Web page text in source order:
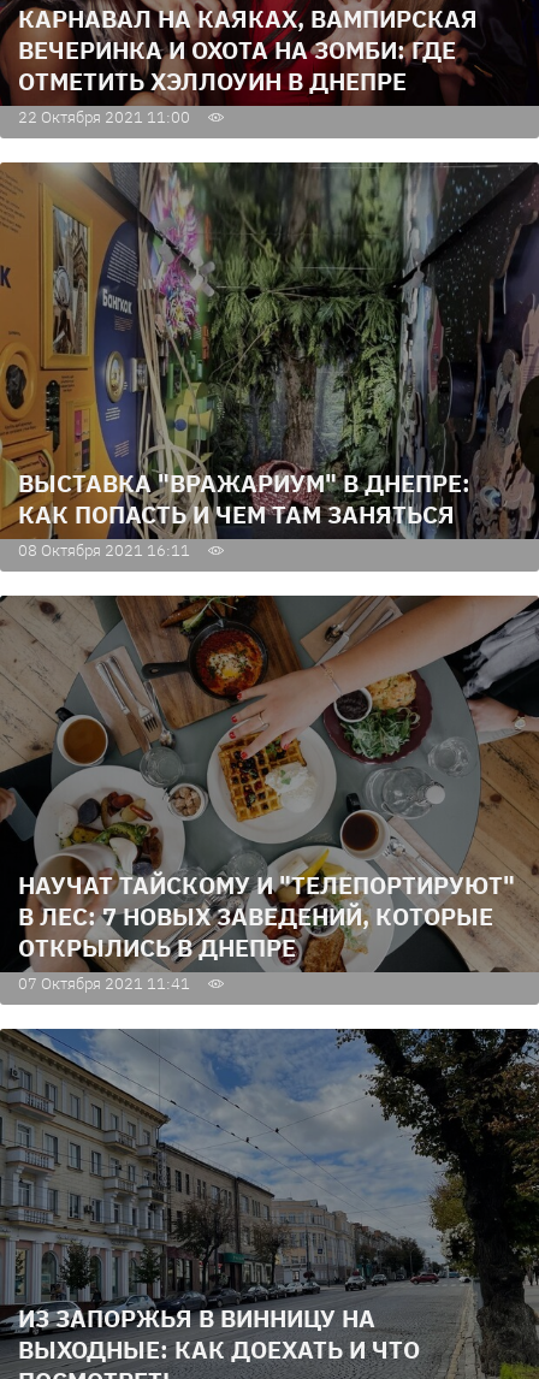
КАРНАВАЛ НА КАЯКАХ, ВАМПИРСКАЯ
ВЕЧЕРИНКА И ОХОТА НА ЗОМБИ: ГДЕ
ОТМЕТИТЬ ХЭЛЛОУИН В ДНЕПРЕ
22 Октября 2021 11:00
ВЫСТАВКА "ВРАЖАРИУМ" В ДНЕПРЕ:
КАК ПОПАСТЬ И ЧЕМ ТАМ ЗАНЯТЬСЯ
08 Октября 2021 16:11
НАУЧАТ ТАЙСКОМУ И "ТЕЛЕПОРТИРУЮТ"
В ЛЕС: 7 НОВЫХ ЗАВЕДЕНИЙ, КОТОРЫЕ
ОТКРЫЛИСЬ В ДНЕПРЕ
07 Октября 2021 11:41
ИЗ ЗАПОРЖЬЯ В ВИННИЦУ НА
ВЫХОДНЫЕ: КАК ДОЕХАТЬ И ЧТО